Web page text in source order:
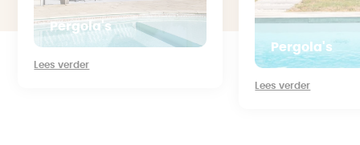
Pergola's
Lees verder
Pergola's
Lees verder